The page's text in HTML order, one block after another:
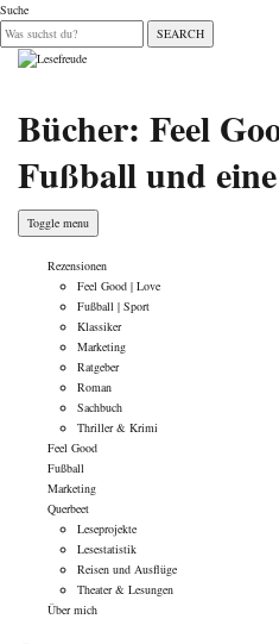
Suche
SEARCH
Bücher: Feel
Fußball und
Toggle menu
Rezensionen
Feel Good | Love
Fußball | Sport
Klassiker
Marketing
Ratgeber
Roman
Sachbuch
Thriller & Krimi
Feel Good
Fußball
Marketing
Querbeet
Leseprojekte
Lesestatistik
Reisen und Ausflüge
Theater & Lesungen
Über mich